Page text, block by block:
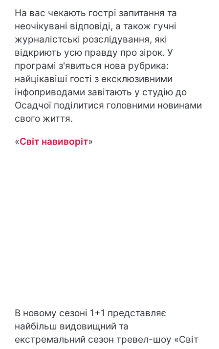
На вас чекають гострі запитання та
неочікувані відповіді, а також гучні
журналістські розслідування, які
відкриють усю правду про зірок. У
програмі з'явиться нова рубрика:
найцікавіші гості з ексклюзивними
інфоприводами завітають у студію до
Осадчої поділитися головними новинами
свого життя.
«Світ навиворіт»
В новому сезоні 1+1 представляє
найбільш видовищний та
екстремальний сезон тревел-шоу «Світ